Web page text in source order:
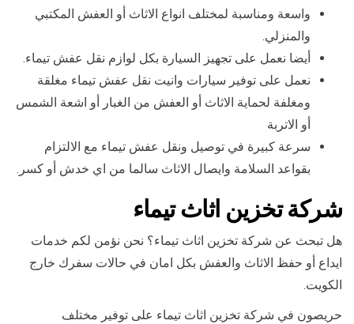
واسعة ومناسبة لمختلف انواع الاثاث أو العفش المكتبي
والمنزلي.
أيضا نعمل على تجهيز السيارة بكل لوازم نقل عفش تيماء.
نعمل على توفير سيارات وانيت نقل عفش تيماء مغلقة
ومغلفة لحماية الاثاث أو العفش من الغبار أو اشعة الشمس
أو الاتربة
سرعة كبيرة في توصيل ونقل عفش تيماء مع الالتزام
بقواعد السلامة وايصال الاثاث سالما من اي خدش أو كسر.
شركة تخزين اثاث تيماء
هل تبحث عن شركة تخزين اثاث تيماء؟ نحن نؤمن لكم خدمات
ايداع أو حفظ الاثاث والعفش بكل امان في حالات سفرك خارج
الكويت.
حريصون في شركة تخزين اثاث تيماء على توفير مختلف